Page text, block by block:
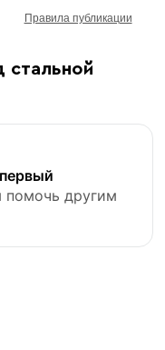
помочь другим
Правила публикации